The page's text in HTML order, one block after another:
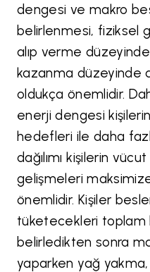
dengesi ve makro
belirlenmesi, fiziksel
alıp verme
kazanma düzeyinde
oldukça önemlidir.
enerji dengesi
hedefleri ile daha
dağılımı kişilerin
gelişmeleri
önemlidir. Kişiler
tüketecekleri toplam
belirledikten sonra
yaparken yağ